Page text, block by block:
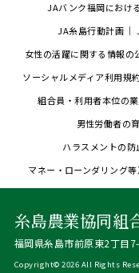
JAバンク福岡におけ
JA糸島行動計画
女性の活躍に関する情報の
ソーシャルメディア利用規
組合員・利用者本位の
男性労働者の
ハラスメントの
マネー・ローンダリング
糸島農業協同組
福岡県糸島市前原東2丁目
Copyright©2026 All Rights